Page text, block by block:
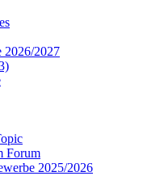
2026/2027
Forum
2025/2026